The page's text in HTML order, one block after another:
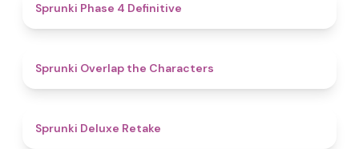
Sprunki Phase 4 Definitive
Sprunki Overlap the Characters
Sprunki Deluxe Retake